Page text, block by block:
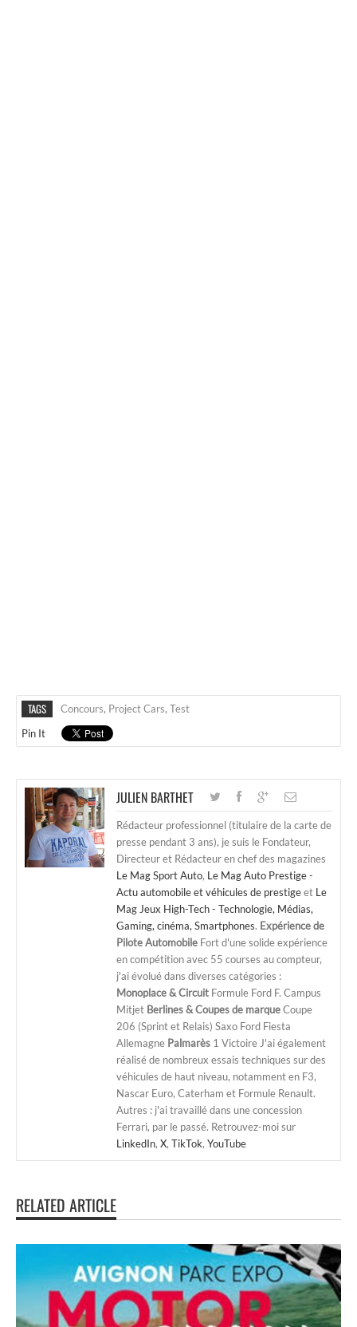
TAGS Concours, Project Cars, Test
Pin It
JULIEN BARTHET
Rédacteur professionnel (titulaire de la carte de
presse pendant 3 ans), je suis le Fondateur,
Directeur et Rédacteur en chef des magazines
Le Mag Sport Auto, Le Mag Auto Prestige -
Actu automobile et véhicules de prestigeet Le
Mag Jeux High-Tech - Technologie, Médias,
Gaming, cinéma, Smartphones. Expérience de
Pilote Automobile Fort d'une solide expérience
en compétition avec 55 courses au compteur,
j'ai évolué dans diverses catégories :
Monoplace & Circuit Formule Ford F. Campus
Mitjet Berlines & Coupes de marqueCoupe
206 (Sprint et Relais) Saxo Ford Fiesta
Allemagne Palmarès 1 Victoire J'ai également
réalisé de nombreux essais techniques sur des
véhicules de haut niveau, notamment en F3,
Nascar Euro, Caterham et Formule Renault.
Autres : j'ai travaillé dans une concession
Ferrari, par le passé. Retrouvez-moi sur
LinkedIn, X, TikTok, YouTube
RELATED ARTICLE